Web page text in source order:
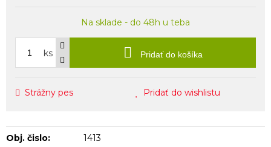
Na sklade - do 48h u teba
ks Pridať do košíka
Strážny pes Pridať do wishlistu
Obj. čislo: 1413